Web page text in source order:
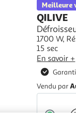
Agrandir
l'illustration
l'illustration
Meilleure
QILIVE
1700 W,
15 sec
En savoir +
Vendu par